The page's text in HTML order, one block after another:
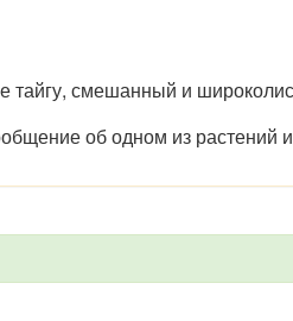
тайгу, смешанный и
об одном из растений